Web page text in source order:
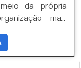
da própria
mais
da
precisão